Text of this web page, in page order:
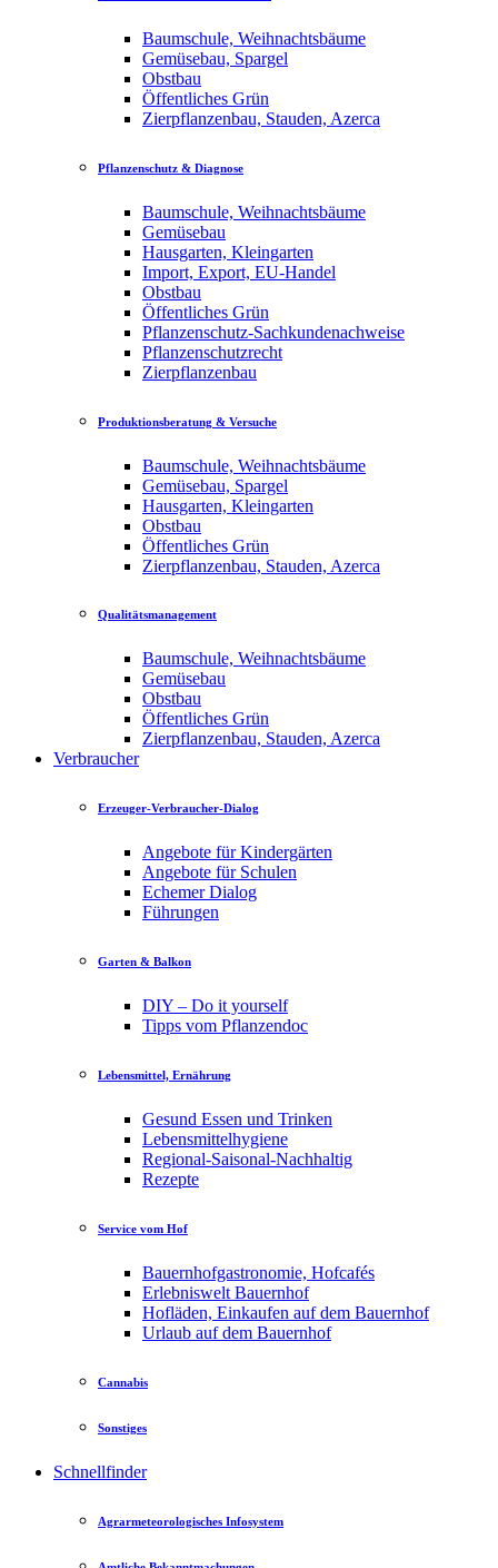
Baumschule, Weihnachtsbäume
Gemüsebau, Spargel
Obstbau
Öffentliches Grün
Zierpflanzenbau, Stauden, Azerca
Pflanzenschutz & Diagnose
Baumschule, Weihnachtsbäume
Gemüsebau
Hausgarten, Kleingarten
Import, Export, EU-Handel
Obstbau
Öffentliches Grün
Pflanzenschutz-Sachkundenachweise
Pflanzenschutzrecht
Zierpflanzenbau
Produktionsberatung & Versuche
Baumschule, Weihnachtsbäume
Gemüsebau, Spargel
Hausgarten, Kleingarten
Obstbau
Öffentliches Grün
Zierpflanzenbau, Stauden, Azerca
Qualitätsmanagement
Baumschule, Weihnachtsbäume
Gemüsebau
Obstbau
Öffentliches Grün
Zierpflanzenbau, Stauden, Azerca
Verbraucher
Erzeuger-Verbraucher-Dialog
Angebote für Kindergärten
Angebote für Schulen
Echemer Dialog
Führungen
Garten & Balkon
DIY – Do it yourself
Tipps vom Pflanzendoc
Lebensmittel, Ernährung
Gesund Essen und Trinken
Lebensmittelhygiene
Regional-Saisonal-Nachhaltig
Rezepte
Service vom Hof
Bauernhofgastronomie, Hofcafés
Erlebniswelt Bauernhof
Hofläden, Einkaufen auf dem Bauernhof
Urlaub auf dem Bauernhof
Cannabis
Sonstiges
Schnellfinder
Agrarmeteorologisches Infosystem